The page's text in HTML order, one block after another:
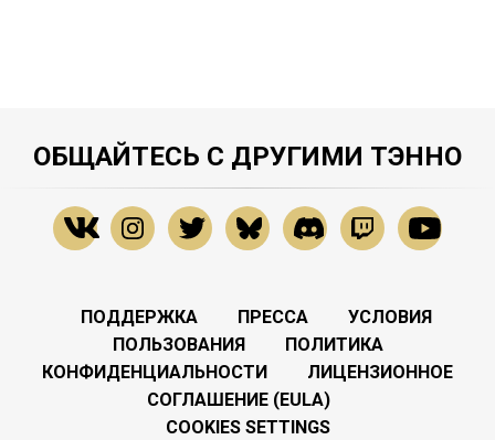
ОБЩАЙТЕСЬ С ДРУГИМИ ТЭННО
ПОДДЕРЖКА ПРЕССА
УСЛОВИЯ
ПОЛЬЗОВАНИЯ
ПОЛИТИКА
КОНФИДЕНЦИАЛЬНОСТИ
ЛИЦЕНЗИОННОЕ
СОГЛАШЕНИЕ (EULA)
COOKIES SETTINGS